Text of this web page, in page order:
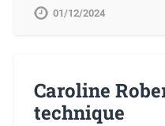
01/12/2024
Caroline
technique